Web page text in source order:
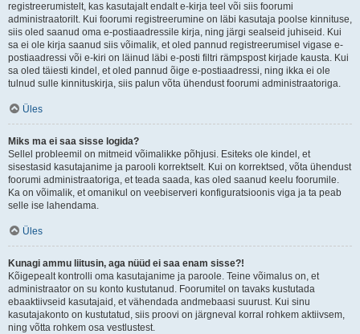
registreerumistelt, kas kasutajalt endalt e-kirja teel või siis foorumi
administraatorilt. Kui foorumi registreerumine on läbi kasutaja poolse kinnituse,
siis oled saanud oma e-postiaadressile kirja, ning järgi sealseid juhiseid. Kui
sa ei ole kirja saanud siis võimalik, et oled pannud registreerumisel vigase e-
postiaadressi või e-kiri on läinud läbi e-posti filtri rämpspost kirjade kausta. Kui
sa oled täiesti kindel, et oled pannud õige e-postiaadressi, ning ikka ei ole
tulnud sulle kinnituskirja, siis palun võta ühendust foorumi administraatoriga.
Üles
Miks ma ei saa sisse logida?
Sellel probleemil on mitmeid võimalikke põhjusi. Esiteks ole kindel, et
sisestasid kasutajanime ja parooli korrektselt. Kui on korrektsed, võta ühendust
foorumi administraatoriga, et teada saada, kas oled saanud keelu foorumile.
Ka on võimalik, et omanikul on veebiserveri konfiguratsioonis viga ja ta peab
selle ise lahendama.
Üles
Kunagi ammu liitusin, aga nüüd ei saa enam sisse?!
Kõigepealt kontrolli oma kasutajanime ja paroole. Teine võimalus on, et
administraator on su konto kustutanud. Foorumitel on tavaks kustutada
ebaaktiivseid kasutajaid, et vähendada andmebaasi suurust. Kui sinu
kasutajakonto on kustutatud, siis proovi on järgneval korral rohkem aktiivsem,
ning võtta rohkem osa vestlustest.